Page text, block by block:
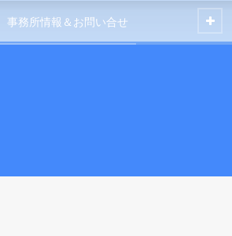
事務所情報＆お問い合せ